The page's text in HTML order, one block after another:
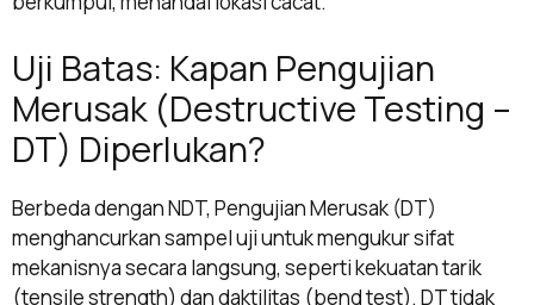
Uji Batas: Kapan Pengujian
Merusak (Destructive Testing –
DT) Diperlukan?
Berbeda dengan NDT, Pengujian Merusak (DT)
menghancurkan sampel uji untuk mengukur sifat
mekanisnya secara langsung, seperti kekuatan tarik
(tensile strength) dan daktilitas (bend test). DT tidak